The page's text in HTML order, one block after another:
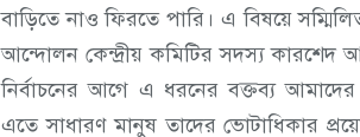
বাড়িতে নাও ফিরতে পারি। এ বিষয়ে
আন্দোলন কেন্দ্রীয় কমিটির সদস্য কারশেদ
নির্বাচনের আগে এ ধরনের বক্তব্য
এতে সাধারণ মানুষ তাদের ভোটাধিকার